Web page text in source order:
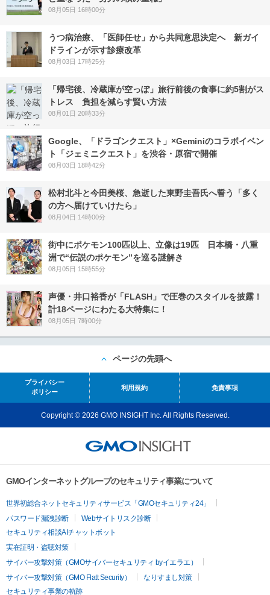
08月05日 16時00分
うつ病治療、「医師任せ」から共同意思決定へ 新ガイ
ドラインが示す診療改革
08月03日 17時25分
「帰宅後、冷蔵庫が空っぽ」旅行前後の食事に約5割がス
トレス 負担を減らす賢い方法
08月01日 20時33分
Google、「ドラゴンクエスト」×Geminiのコラボイベン
ト「ジェミニクエスト」を渋谷・原宿で開催
08月03日 18時42分
松村北斗と今田美桜、急逝した東野圭吾氏へ誓う「多く
の方へ届けていけたら」
08月04日 14時00分
街中にポケモン100匹以上、立像は19匹 日本橋・八重
洲で“伝説のポケモン”を巡る謎解き
08月05日 15時55分
声優・井口裕香が「FLASH」で圧巻のスタイルを披露！
計18ページにわたる大特集に！
08月05日 7時00分
ページの先頭へ
プライバシー
ポリシー
利用規約 免責事項
Copyright © 2026 GMO INSIGHT Inc. All Rights Reserved.
GMOインターネットグループのセキュリティ事業について
世界初総合ネットセキュリティサービス「GMOセキュリティ24」
パスワード漏洩診断
Webサイトリスク診断
セキュリティ相談AIチャットボット
実在証明・盗聴対策
サイバー攻撃対策（GMOサイバーセキュリティ byイエラエ）
サイバー攻撃対策（GMO Flatt Security）
なりすまし対策
セキュリティ事業の軌跡